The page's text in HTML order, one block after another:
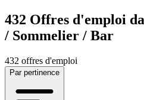
432 Offres d'emploi
/ Sommelier / Bar
432 offres d'emploi
Par pertinence